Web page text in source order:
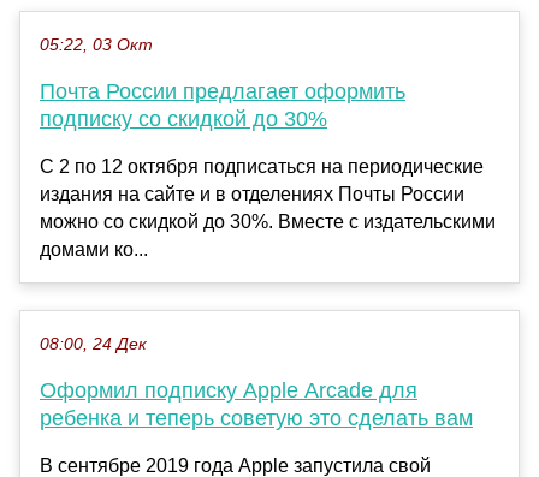
05:22, 03 Окт
Почта России предлагает оформить
подписку со скидкой до 30%
С 2 по 12 октября подписаться на периодические
издания на сайте и в отделениях Почты России
можно со скидкой до 30%. Вместе с издательскими
домами ко...
08:00, 24 Дек
Оформил подписку Apple Arcade для
ребенка и теперь советую это сделать вам
В сентябре 2019 года Apple запустила свой